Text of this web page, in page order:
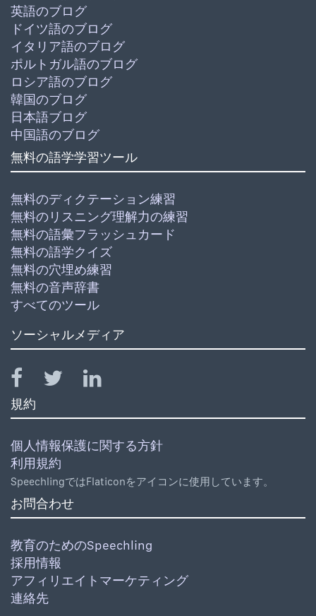
英語のブログ
ドイツ語のブログ
イタリア語のブログ
ポルトガル語のブログ
ロシア語のブログ
韓国のブログ
日本語ブログ
中国語のブログ
無料の語学学習ツール
無料のディクテーション練習
無料のリスニング理解力の練習
無料の語彙フラッシュカード
無料の語学クイズ
無料の穴埋め練習
無料の音声辞書
すべてのツール
ソーシャルメディア
規約
個人情報保護に関する方針
利用規約
SpeechlingではFlaticonをアイコンに使用しています。
お問合わせ
教育のためのSpeechling
採用情報
アフィリエイトマーケティング
連絡先